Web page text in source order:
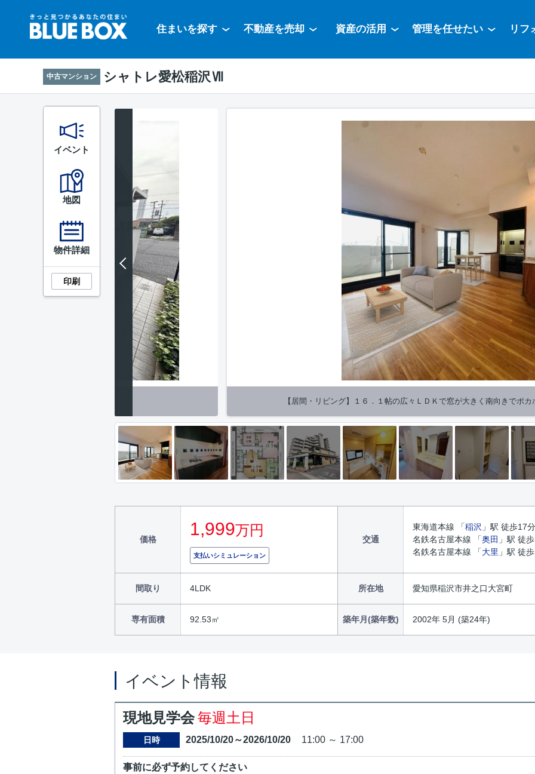
住まいを探す 不動産を売却 資産の活用 管理を任せたい リフ
中古マンション シャトレ愛松稲沢Ⅶ
【居間・リビング】１６．１帖の広々ＬＤＫで窓が大きく南向きでポ
価格
1,999万円
支払いシミュレーション
交通
東海道本線 「稲沢 」駅 徒歩17分
名鉄名古屋本線 「奥田 」駅 徒
名鉄名古屋本線 「大里 」駅 徒
間取り 4LDK 所在地 愛知県稲沢市井之口大宮町
専有面積 92.53㎡ 築年月(築年数) 2002年 5月 (築24年)
イベント
地図
物件詳細
印刷
イベント情報
現地見学会毎週土日
日時 2025/10/20～2026/10/20 11:00 ～ 17:00
事前に必ず予約してください